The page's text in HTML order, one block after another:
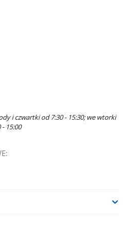
i czwartki od 7:30 - 15:30; we wtorki
15:00